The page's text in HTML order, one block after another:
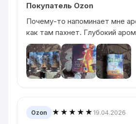
Покупатель Ozon
Почему-то напоминает мне
как там пахнет. Глубокий
Ozon ★★★★★19.04.2026